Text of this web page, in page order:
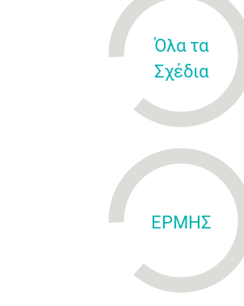
Όλα τα
Σχέδια
ΕΡΜΗΣ